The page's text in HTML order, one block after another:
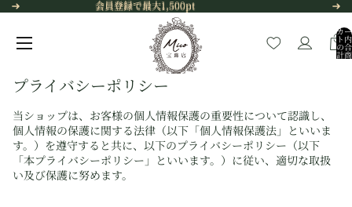
会員登録で最大1,500pt
会員登録で最大1,500pt
カー
ト内
の合
計商
品
プライバシーポリシー
当ショップは、お客様の個人情報保護の重要性について認識し、
個人情報の保護に関する法律（以下「個人情報保護法」といいま
す。）を遵守すると共に、以下のプライバシーポリシー（以下
「本プライバシーポリシー」といいます。）に従い、適切な取扱
い及び保護に努めます。